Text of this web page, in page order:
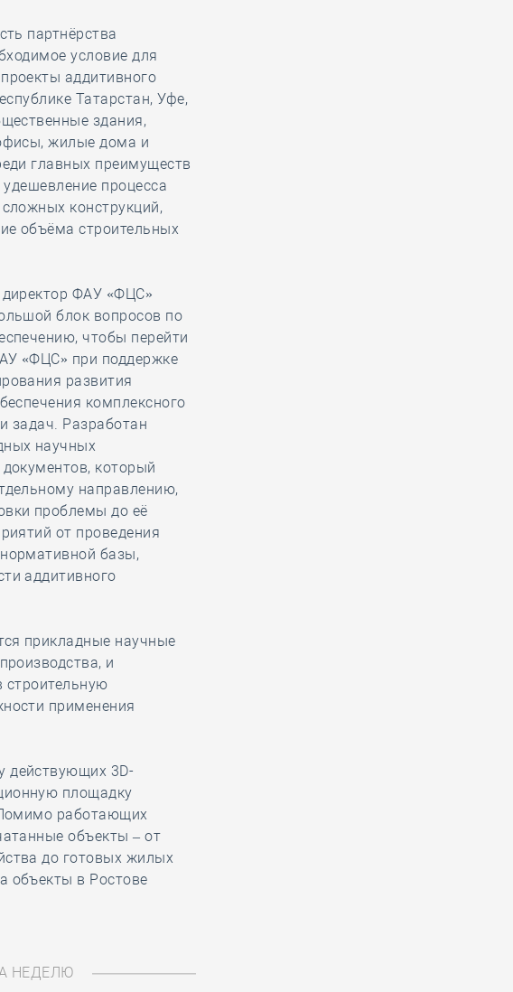
партнёрства
условие для
аддитивного
Татарстан, Уфе,
здания,
жилые дома и
главных преимуществ
процесса
конструкций,
объёма строительных
ФАУ «ФЦС»
блок вопросов по
чтобы перейти
«ФЦС» при поддержке
развития
комплексного
задач. Разработан
научных
который
направлению,
проблемы до её
от проведения
базы,
аддитивного
прикладные научные
и
строительную
применения
действующих 3D-
площадку
Помимо работающих
объекты – от
до готовых жилых
объекты в Ростове
НЕДЕЛЮ